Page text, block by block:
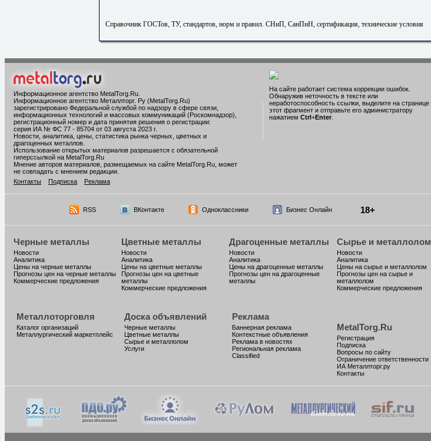
Справочник ГОСТов, ТУ, стандартов, норм и правил. СНиП, СанПиН, сертификация, технические условия
Информационное агентство MetalTorg.Ru
Информационное агентство Металлторг. Ру (MetalTorg.Ru)
зарегистрировано Федеральной службой по надзору в сфере связи,
информационных технологий и массовых коммуникаций (Роскомнадзор),
регистрационный номер и дата принятия решения о регистрации:
серия ИА № ФС 77 - 85704 от 03 августа 2023 г.
Новости, аналитика, цены, статистика рынка черных, цветных и
драгоценных металлов.
Использование открытых материалов разрешается с обязательной
гиперссылкой на MetalTorg.Ru
Мнение авторов материалов, размещаемых на сайте MetalTorg.Ru, может
не совпадать с мнением редакции.
Контакты
Подписка Реклама
На сайте работает система коррекции ошибок.
Обнаружив неточность в тексте или
неработоспособность ссылки, выделите на странице
этот фрагмент и отправьте его администратору
нажатием Ctrl+Enter
RSS ВКонтакте Одноклассники Бизнес Онлайн 18+
Черные металлы
Новости
Аналитика
Цены на черные металлы
Прогнозы цен на черные металлы
Коммерческие предложения
Цветные металлы
Новости
Аналитика
Цены на цветные металлы
Прогнозы цен на цветные
металлы
Коммерческие предложения
Драгоценные металлы
Новости
Аналитика
Цены на драгоценные металлы
Прогнозы цен на драгоценные
металлы
Сырье и металлолом
Новости
Аналитика
Цены на сырье и металлолом
Прогнозы цен на сырье и
металлолом
Коммерческие предложения
Металлоторговля
Каталог организаций
Металлургический маркетплейс
Доска объявлений
Черные металлы
Цветные металлы
Сырье и металлолом
Услуги
Реклама
Баннерная реклама
Контекстные объявления
Реклама в новостях
Региональная реклама
Classified
MetalTorg.Ru
Регистрация
Подписка
Вопросы по сайту
Ограничение ответственности
ИА Металлторг.ру
Контакты